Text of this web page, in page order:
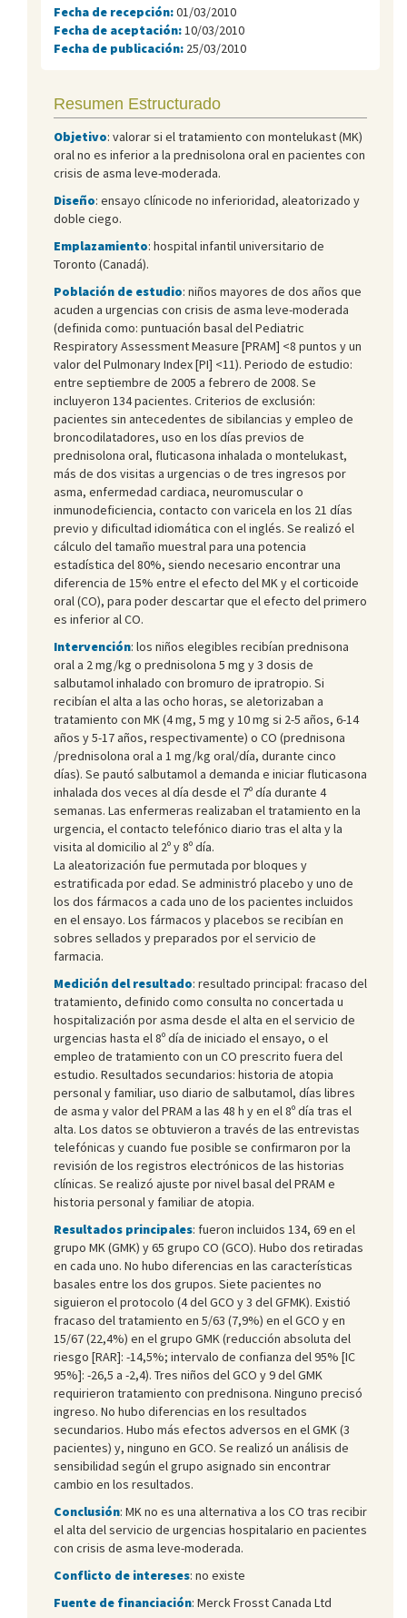
Fecha de recepción:01/03/2010
Fecha de aceptación: 10/03/2010
Fecha de publicación: 25/03/2010
Resumen Estructurado
Objetivo: valorar si el tratamiento con montelukast (MK)
oral no es inferior a la prednisolona oral en pacientes con
crisis de asma leve-moderada.
Diseño: ensayo clínicode no inferioridad, aleatorizado y
doble ciego.
Emplazamiento: hospital infantil universitario de
Toronto (Canadá).
Población de estudio: niños mayores de dos años que
acuden a urgencias con crisis de asma leve-moderada
(definida como: puntuación basal del Pediatric
Respiratory Assessment Measure [PRAM] <8 puntos y un
valor del Pulmonary Index [PI] <11). Periodo de estudio:
entre septiembre de 2005 a febrero de 2008. Se
incluyeron 134 pacientes. Criterios de exclusión:
pacientes sin antecedentes de sibilancias y empleo de
broncodilatadores, uso en los días previos de
prednisolona oral, fluticasona inhalada o montelukast,
más de dos visitas a urgencias o de tres ingresos por
asma, enfermedad cardiaca, neuromuscular o
inmunodeficiencia, contacto con varicela en los 21 días
previo y dificultad idiomática con el inglés. Se realizó el
cálculo del tamaño muestral para una potencia
estadística del 80%, siendo necesario encontrar una
diferencia de 15% entre el efecto del MK y el corticoide
oral (CO), para poder descartar que el efecto del primero
es inferior al CO.
Intervención: los niños elegibles recibían prednisona
oral a 2 mg/kg o prednisolona 5 mg y 3 dosis de
salbutamol inhalado con bromuro de ipratropio. Si
recibían el alta a las ocho horas, se aletorizaban a
tratamiento con MK (4 mg, 5 mg y 10 mg si 2-5 años, 6-14
años y 5-17 años, respectivamente) o CO (prednisona
/prednisolona oral a 1 mg/kg oral/día, durante cinco
días). Se pautó salbutamol a demanda e iniciar fluticasona
inhalada dos veces al día desde el 7º día durante 4
semanas. Las enfermeras realizaban el tratamiento en la
urgencia, el contacto telefónico diario tras el alta y la
visita al domicilio al 2º y 8º día.
La aleatorización fue permutada por bloques y
estratificada por edad. Se administró placebo y uno de
los dos fármacos a cada uno de los pacientes incluidos
en el ensayo. Los fármacos y placebos se recibían en
sobres sellados y preparados por el servicio de
farmacia.
Medición del resultado: resultado principal: fracaso del
tratamiento, definido como consulta no concertada u
hospitalización por asma desde el alta en el servicio de
urgencias hasta el 8º día de iniciado el ensayo, o el
empleo de tratamiento con un CO prescrito fuera del
estudio. Resultados secundarios: historia de atopia
personal y familiar, uso diario de salbutamol, días libres
de asma y valor del PRAM a las 48 h y en el 8º día tras el
alta. Los datos se obtuvieron a través de las entrevistas
telefónicas y cuando fue posible se confirmaron por la
revisión de los registros electrónicos de las historias
clínicas. Se realizó ajuste por nivel basal del PRAM e
historia personal y familiar de atopia.
Resultados principales: fueron incluidos 134, 69 en el
grupo MK (GMK) y 65 grupo CO (GCO). Hubo dos retiradas
en cada uno. No hubo diferencias en las características
basales entre los dos grupos. Siete pacientes no
siguieron el protocolo (4 del GCO y 3 del GFMK). Existió
fracaso del tratamiento en 5/63 (7,9%) en el GCO y en
15/67 (22,4%) en el grupo GMK (reducción absoluta del
riesgo [RAR]: -14,5%; intervalo de confianza del 95% [IC
95%]: -26,5 a -2,4). Tres niños del GCO y 9 del GMK
requirieron tratamiento con prednisona. Ninguno precisó
ingreso. No hubo diferencias en los resultados
secundarios. Hubo más efectos adversos en el GMK (3
pacientes) y, ninguno en GCO. Se realizó un análisis de
sensibilidad según el grupo asignado sin encontrar
cambio en los resultados.
Conclusión: MK no es una alternativa a los CO tras recibir
el alta del servicio de urgencias hospitalario en pacientes
con crisis de asma leve-moderada.
Conflicto de intereses: no existe
Fuente de financiación: Merck Frosst Canada Ltd